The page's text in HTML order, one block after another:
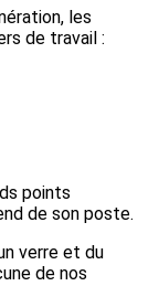
les
de travail :
points
de son poste.
verre et du
de nos